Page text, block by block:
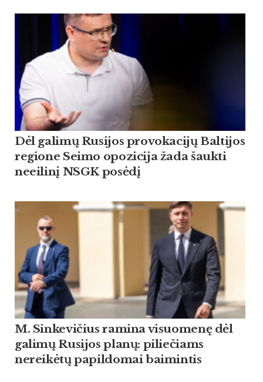
Dėl galimų Rusijos provokacijų Baltijos
regione Seimo opozicija žada šaukti
neeilinį NSGK posėdį
M. Sinkevičius ramina visuomenę dėl
galimų Rusijos planų: piliečiams
nereikėtų papildomai baimintis